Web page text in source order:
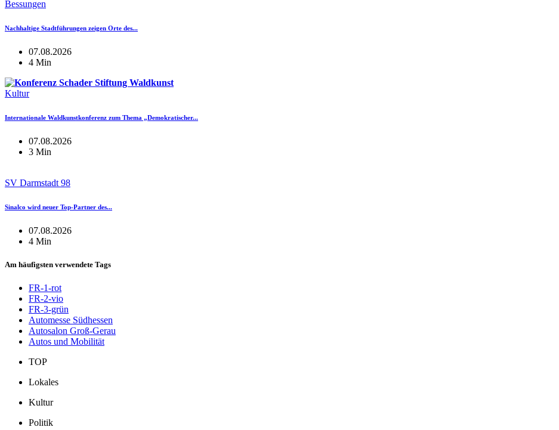
Bessungen
Nachhaltige Stadtführungen zeigen Orte des...
07.08.2026
4 Min
Kultur
Internationale Waldkunstkonferenz zum Thema „Demokratischer...
07.08.2026
3 Min
SV Darmstadt 98
Sinalco wird neuer Top-Partner des...
07.08.2026
4 Min
Am häufigsten verwendete Tags
FR-1-rot
FR-2-vio
FR-3-grün
Automesse Südhessen
Autosalon Groß-Gerau
Autos und Mobilität
TOP
Lokales
Kultur
Politik